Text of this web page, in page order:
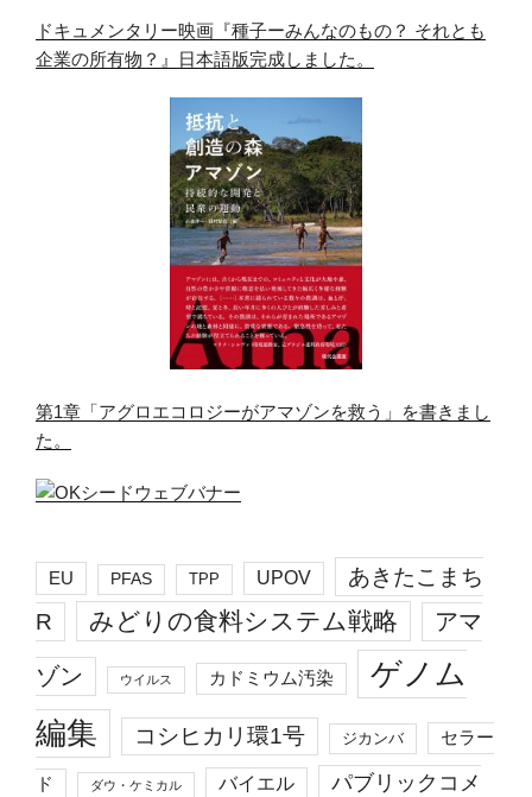
ドキュメンタリー映画『種子ーみんなのもの？ それとも
企業の所有物？』日本語版完成しました。
第1章「アグロエコロジーがアマゾンを救う」を書きまし
た。
EU PFAS TPP UPOV
あきたこまち
R
みどりの食料システム戦略 アマ
ゾン ウイルス カドミウム汚染
ゲノム
編集
コシヒカリ環1号 ジカンバ セラー
ド ダウ・ケミカル バイエル パブリックコメ